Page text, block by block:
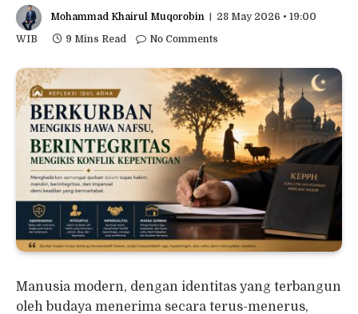
Mohammad Khairul Muqorobin
28 May 2026 • 19:00
WIB
9 Mins Read No Comments
Manusia modern, dengan identitas yang terbangun
oleh budaya menerima secara terus-menerus,